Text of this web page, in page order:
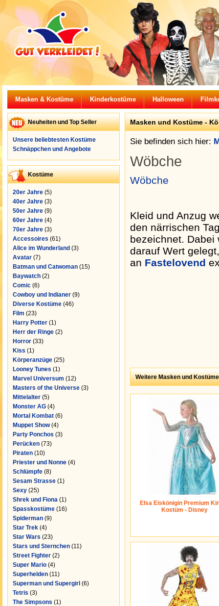
Masken & Kostüme Kinderkostüme Halloween
Neuheiten und Top Seller
Unsere beliebtesten Kostüme
Schnäppchen und Angebote
Kostüme
20er Jahre (5)
40er Jahre (3)
50er Jahre (9)
60er Jahre (4)
70er Jahre (3)
Accessoires (61)
Alice im Wunderland (3)
Avatar (7)
Batman und Catwoman (15)
Baywatch (2)
Comic (6)
Cowboy und Indianer (9)
Diverse Kostüme (46)
Film (23)
Harry Potter (1)
Herr der Ringe (2)
Horror (33)
Kiss (1)
Körperanzüge (25)
Looney Tunes (1)
Marvel Universum (12)
Masters of the Universe (3)
Mittelalter (5)
Monster AG (4)
Mortal Kombat (6)
Muppet Show(4)
Party Ponchos (3)
Perücken (73)
Piraten (10)
Priester und Nonne (4)
Schlümpfe (8)
Sesam Strasse (1)
Sexy (25)
Shrek und Fiona (1)
Spasskostüme (16)
Spiderman (9)
Star Trek (4)
Star Wars (23)
Stars und Sternchen (11)
Street Fighter (2)
Super Mario (4)
Superhelden (11)
Superman und Supergirl (6)
Tetris (3)
The Simpsons (1)
Masken und Kostüme -
Sie befinden sich hier:
Wöbche
Wöbche
Kleid und Anzug
den närrischen
bezeichnet. Dabei
darauf Wert
an Fastelovend
Weitere Masken und
Elsa Eiskönigin Premium
Kostüm - Disney